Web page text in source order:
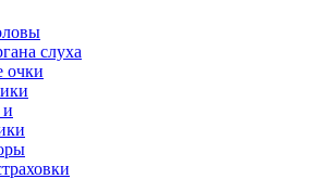
слуха
очки
и